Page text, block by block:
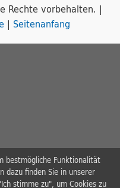
Rechte vorbehalten. |
| Seitenanfang
bestmögliche Funktionalität
dazu finden Sie in unserer
stimme zu", um Cookies zu